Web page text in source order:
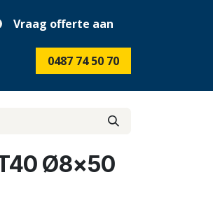
Vraag offerte aan
0487 74 50 70
Ø8x50